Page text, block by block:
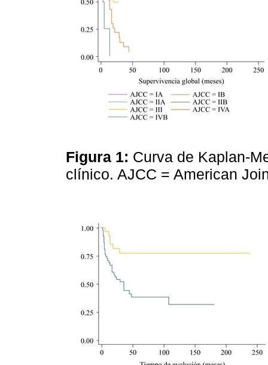
Figura 1: Curva de Kaplan-
clínico. AJCC = American